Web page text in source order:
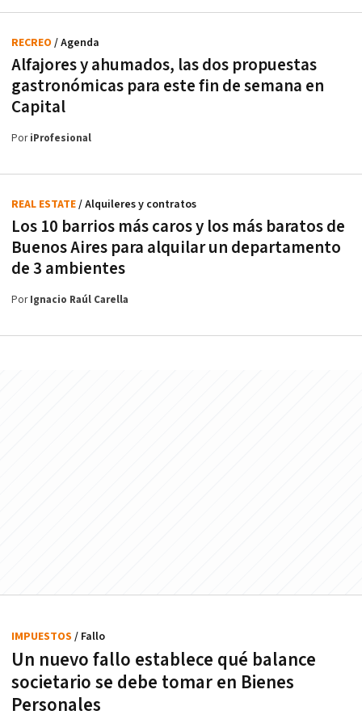
Alfajores y ahumados, las dos propuestas
gastronómicas para este fin de semana en
Capital
RECREO / Agenda
PoriProfesional
Los 10 barrios más caros y los más baratos de
Buenos Aires para alquilar un departamento
de 3 ambientes
REAL ESTATE/ Alquileres y contratos
PorIgnacio Raúl Carella
Un nuevo fallo establece qué balance
societario se debe tomar en Bienes
Personales
IMPUESTOS / Fallo